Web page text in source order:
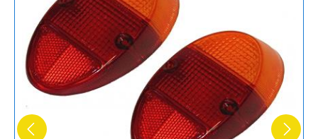
ü
g
b
r
,
L